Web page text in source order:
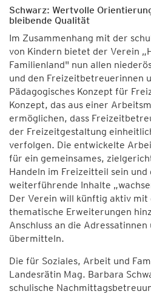
Schwarz: Wertvolle
bleibende Qualität
Im Zusammenhang mit der
von Kindern bietet der Verein
Familienland" nun allen
und den Freizeitbetreuerinnen
Pädagogisches Konzept für
Konzept, das aus einer
ermöglichen, dass
der Freizeitgestaltung
verfolgen. Die entwickelte
für ein gemeinsames,
Handeln im Freizeitteil sein und
weiterführende Inhalte
Der Verein will künftig aktiv mit
thematische Erweiterungen
Anschluss an die
übermitteln.
Die für Soziales, Arbeit und
Landesrätin Mag. Barbara
schulische